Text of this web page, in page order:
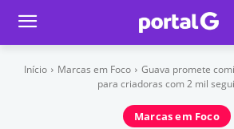
Início Marcas em Foco
Guava promete
para criadoras com 2 mil
Marcas em Foco